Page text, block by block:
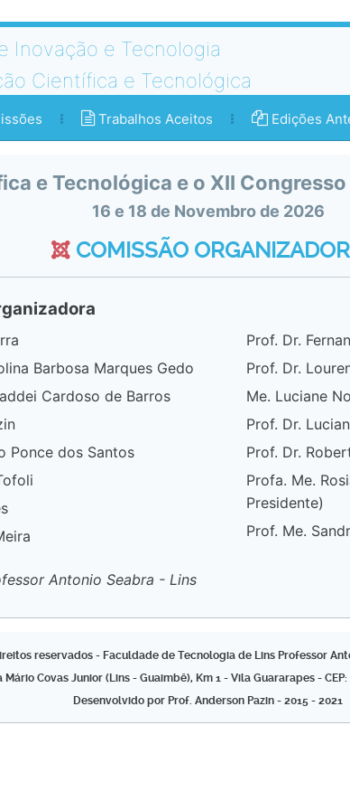
Inovação e Tecnologia
Científica e Tecnológica
Trabalhos Aceitos Edições
e Tecnológica e o XII
16 e 18 de Novembro de 2026
COMISSÃO
Barbosa Marques Gedo
Cardoso de Barros
Ponce dos Santos
Prof. Dr.
Prof. Dr.
Me. Luciane
Prof. Dr.
Prof. Dr.
Profa. Me.
Presidente)
Prof. Me.
Antonio Seabra - Lins
reservados - Faculdade de Tecnologia de Lins Professor
Mário Covas Junior (Lins - Guaimbê), Km 1 - Vila Guararapes -
Desenvolvido por Prof. Anderson Pazin - 2015 - 2021